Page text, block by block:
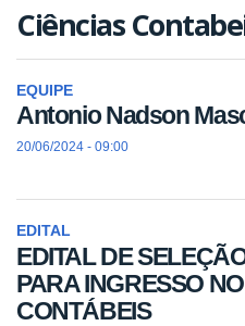
Ciências
EQUIPE
Antonio Nadson
20/06/2024 - 09:00
EDITAL
EDITAL DE
PARA INGRESSO
CONTÁBEIS